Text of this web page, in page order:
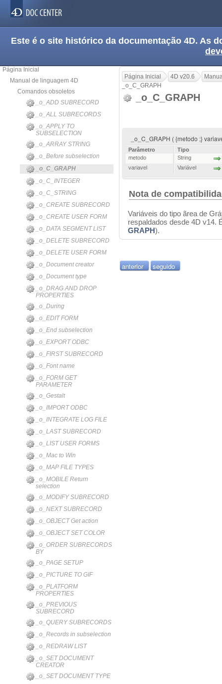
Este é o site histórico da documentação 4D. As
Página Inicial
Manual de linguagem 4D
Comandos obsoletos
_o_ADD SUBRECORD
_o_ALL SUBRECORDS
_o_APPLY TO
SUBSELECTION
_o_ARRAY STRING
_o_Before subselection
_o_C_GRAPH
_o_C_INTEGER
_o_C_STRING
_o_CREATE SUBRECORD
_o_CREATE USER FORM
_o_DATA SEGMENT LIST
_o_DELETE SUBRECORD
_o_DELETE USER FORM
_o_Document creator
_o_Document type
_o_DRAG AND DROP
PROPERTIES
_o_During
_o_EDIT FORM
_o_End subselection
_o_EXPORT ODBC
_o_FIRST SUBRECORD
_o_Font name
_o_FORM GET
PARAMETER
_o_Gestalt
_o_IMPORT ODBC
_o_INTEGRATE LOG FILE
_o_LAST SUBRECORD
_o_LIST USER FORMS
_o_Mac to Win
_o_MAP FILE TYPES
_o_MOBILE Return
selection
_o_MODIFY SUBRECORD
_o_NEXT SUBRECORD
_o_OBJECT Get action
_o_OBJECT SET COLOR
_o_ORDER SUBRECORDS
BY
_o_PAGE SETUP
_o_PICTURE TO GIF
_o_PLATFORM
PROPERTIES
_o_PREVIOUS
SUBRECORD
_o_QUERY SUBRECORDS
_o_Records in subselection
_o_REDRAW LIST
_o_SET DOCUMENT
CREATOR
_o_SET DOCUMENT TYPE
Página Inicial 4D v20.6
_o_C_GRAPH
_o_C_GRAPH
_o_C_GRAPH ( {metodo ;}
Parâmetro
Tipo
metodo
String
variavel
Variável
Nota de
Variáveis do tipo ãrea de
respaldados desde 4D v14.
GRAPH).
anterior seguido